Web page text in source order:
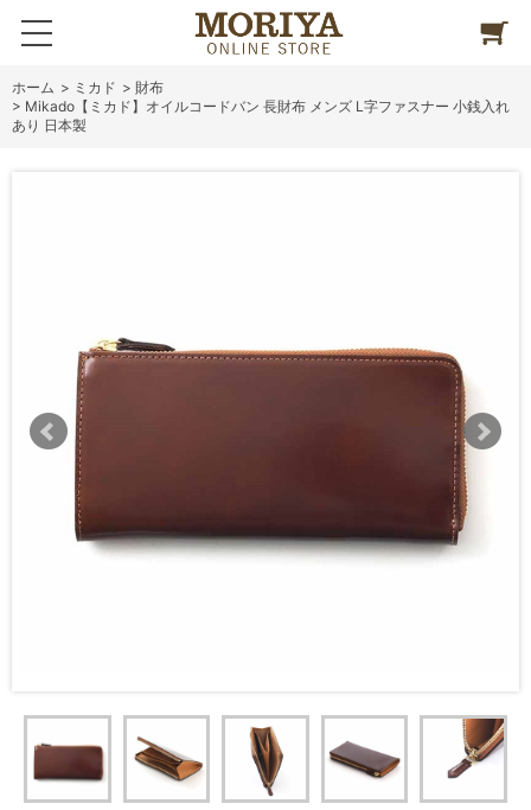
ホーム > ミカド > 財布
> Mikado【ミカド】オイルコードバン 長財布 メンズ L字ファスナー 小銭入れ
あり 日本製